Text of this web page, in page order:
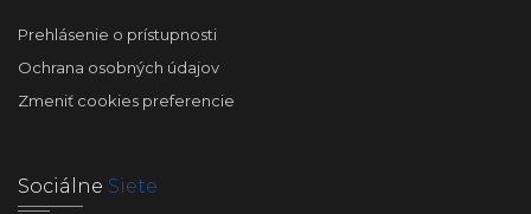
Prehlásenie o prístupnosti
Ochrana osobných údajov
Zmeniť cookies preferencie
Sociálne Siete